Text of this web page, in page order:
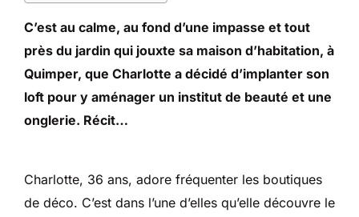
C’est au calme, au fond d’une impasse et tout
près du jardin qui jouxte sa maison d’habitation, à
Quimper, que Charlotte a décidé d’implanter son
loft pour y aménager un institut de beauté et une
onglerie. Récit…
Charlotte, 36 ans, adore fréquenter les boutiques
de déco. C’est dans l’une d’elles qu’elle découvre le